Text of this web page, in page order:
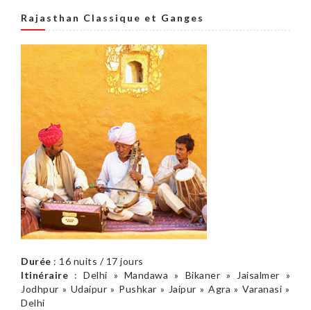
Rajasthan Classique et Ganges
Durée : 16 nuits / 17 jours
Itinéraire : Delhi » Mandawa » Bikaner » Jaisalmer »
Jodhpur » Udaipur » Pushkar » Jaipur » Agra » Varanasi »
Delhi